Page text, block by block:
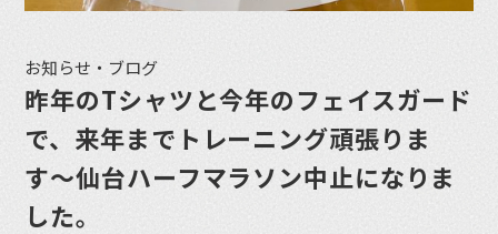
お知らせ・ブログ
昨年のTシャツと今年のフェイスガード
で、来年までトレーニング頑張りま
す〜仙台ハーフマラソン中止になりま
した。